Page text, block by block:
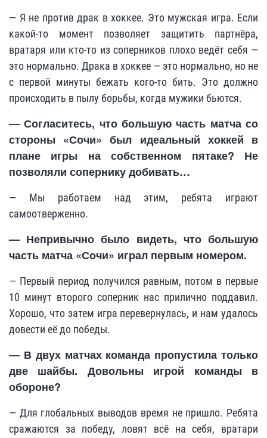
— Я не против драк в хоккее. Это мужская игра. Если
какой-то момент позволяет защитить партнёра,
вратаря или кто-то из соперников плохо ведёт себя —
это нормально. Драка в хоккее — это нормально, но не
с первой минуты бежать кого-то бить. Это должно
происходить в пылу борьбы, когда мужики бьются.
— Согласитесь, что большую часть матча со
стороны «Сочи» был идеальный хоккей в
плане игры на собственном пятаке? Не
позволяли сопернику добивать…
— Мы работаем над этим, ребята играют
самоотверженно.
— Непривычно было видеть, что большую
часть матча «Сочи» играл первым номером.
— Первый период получился равным, потом в первые
10 минут второго соперник нас прилично поддавил.
Хорошо, что затем игра перевернулась, и нам удалось
довести её до победы.
— В двух матчах команда пропустила только
две шайбы. Довольны игрой команды в
обороне?
— Для глобальных выводов время не пришло. Ребята
сражаются за победу, ловят всё на себя, вратари